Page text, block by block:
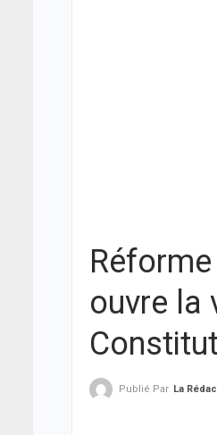
ouvre la
Publié Par La Rédaction De